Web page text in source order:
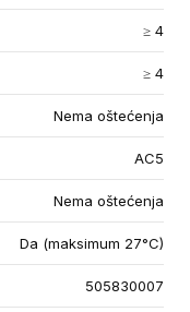
≥ 4
≥ 4
Nema oštećenja
AC5
Nema oštećenja
Da (maksimum 27°C)
505830007